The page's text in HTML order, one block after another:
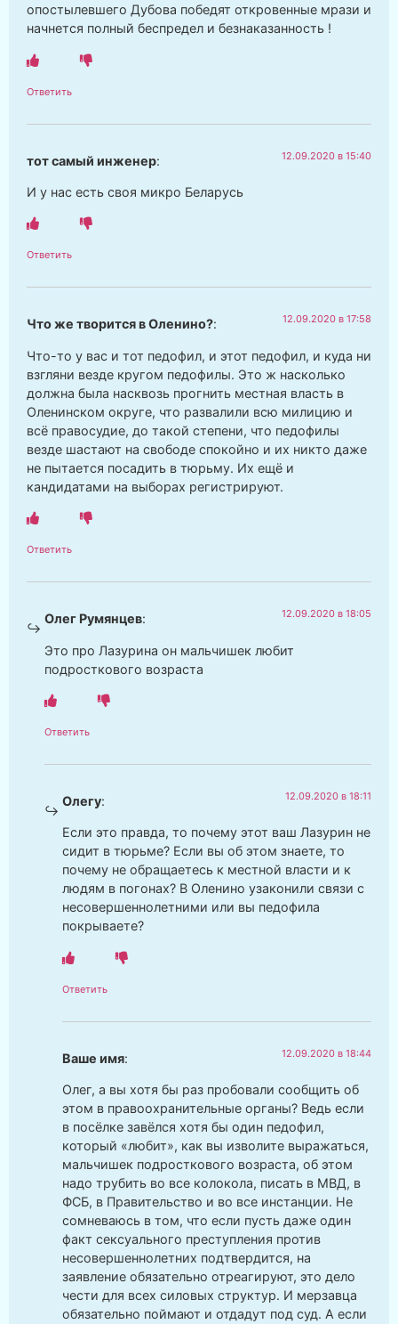
опостылевшего Дубова победят откровенные мрази и
начнется полный беспредел и безнаказанность !
Ответить
тот самый инженер: 12.09.2020 в 15:40
И у нас есть своя микро Беларусь
Ответить
Что же творится в Оленино?: 12.09.2020 в 17:58
Что-то у вас и тот педофил, и этот педофил, и куда ни
взгляни везде кругом педофилы. Это ж насколько
должна была насквозь прогнить местная власть в
Оленинском округе, что развалили всю милицию и
всё правосудие, до такой степени, что педофилы
везде шастают на свободе спокойно и их никто даже
не пытается посадить в тюрьму. Их ещё и
кандидатами на выборах регистрируют.
Ответить
Олег Румянцев: 12.09.2020 в 18:05
Это про Лазурина он мальчишек любит
подросткового возраста
Ответить
Олегу: 12.09.2020 в 18:11
Если это правда, то почему этот ваш Лазурин не
сидит в тюрьме? Если вы об этом знаете, то
почему не обращаетесь к местной власти и к
людям в погонах? В Оленино узаконили связи с
несовершеннолетними или вы педофила
покрываете?
Ответить
Ваше имя: 12.09.2020 в 18:44
Олег, а вы хотя бы раз пробовали сообщить об
этом в правоохранительные органы? Ведь если
в посёлке завёлся хотя бы один педофил,
который «любит», как вы изволите выражаться,
мальчишек подросткового возраста, об этом
надо трубить во все колокола, писать в МВД, в
ФСБ, в Правительство и во все инстанции. Не
сомневаюсь в том, что если пусть даже один
факт сексуального преступления против
несовершеннолетних подтвердится, на
заявление обязательно отреагируют, это дело
чести для всех силовых структур. И мерзавца
обязательно поймают и отдадут под суд. А если